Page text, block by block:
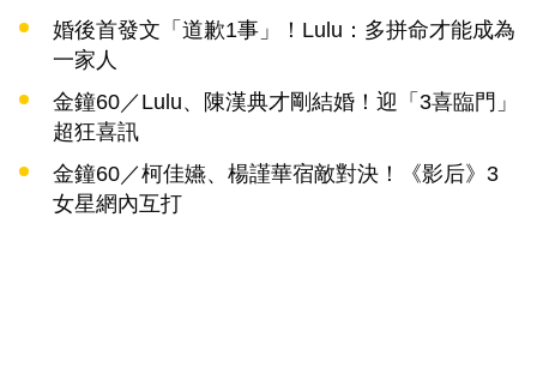
婚後首發文「道歉1事」！Lulu：多拼命才能成為
一家人
金鐘60／Lulu、陳漢典才剛結婚！迎「3喜臨門」
超狂喜訊
金鐘60／柯佳嬿、楊謹華宿敵對決！《影后》3
女星網內互打